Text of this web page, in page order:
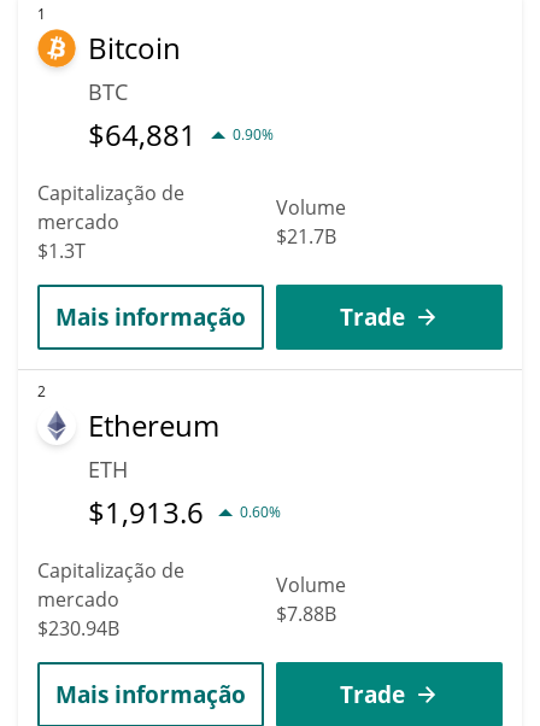
1
Bitcoin
BTC
$64,881 0.90%
Capitalização de
mercado
$1.3T
Volume
$21.7B
Mais informação Trade
2
Ethereum
ETH
$1,913.6 0.60%
Capitalização de
mercado
$230.94B
Volume
$7.88B
Mais informação Trade